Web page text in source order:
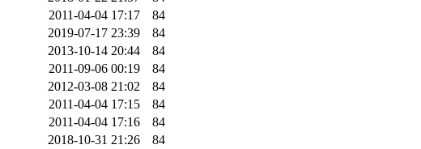
2011-04-04 17:17
84
2019-07-17 23:39
84
2013-10-14 20:44
84
2011-09-06 00:19
84
2012-03-08 21:02
84
2011-04-04 17:15
84
2011-04-04 17:16
84
2018-10-31 21:26
84